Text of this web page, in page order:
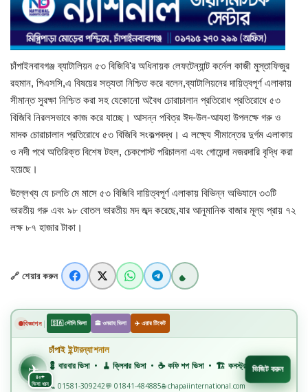
স্বাস্থ্য
লাইফ স্টাইল
বিজ্ঞান ও প্রযুক্তি
খেলাধুলা
অপরাধ
চাঁপাইনবাবগঞ্জ ব্যাটালিয়ন ৫৩ বিজিবি'র অধিনায়ক লেফটেন্যান্ট কর্নেল কাজী মুস্তাফিজুর
রহমান, পিএসসি,এ বিষয়ের সত্যতা নিশ্চিত করে বলেন,ব্যাটালিয়নের দায়িত্বপূর্ণ এলাকায়
সীমান্ত সুরক্ষা নিশ্চিত করা সহ যেকোনো অবৈধ চোরাচালান প্রতিরোধ প্রতিরোধে ৫৩
বিজিবি নিরলসভাবে কাজ করে যাচ্ছে। আসন্ন পবিত্র ঈদ-উল-আযহা উপলক্ষে গরু ও
মাদক চোরাচালান প্রতিরোধে ৫৩ বিজিবি সংকল্পবদ্ধ। এ লক্ষ্যে সীমান্তের দুর্গম এলাকায়
ও নদী পথে অতিরিক্ত বিশেষ টহল, চেকপোস্ট পরিচালনা এবং গোয়েন্দা নজরদারি বৃদ্ধি করা
হয়েছে।
উল্লেখ্য যে চলতি মে মাসে ৫৩ বিজিবি দায়িত্বপূর্ণ এলাকায় বিভিন্ন অভিযানে ৩৩টি
ভারতীয় গরু এবং ৯৮ বোতল ভারতীয় মদ জব্দ করেছে,যার আনুমানিক বাজার মূল্য প্রায় ৭২
লক্ষ ৮৭ হাজার টাকা।
🔗 শেয়ার করুন
বিজ্ঞাপন | 🇸🇦 সৌদি ভিসা 🕋 ওমরাহ ভিসা ✈️ এয়ার টিকেট
✈৪০+
ভিসা ধরন
চাঁপাই ইন্টারন্যাশনাল
💈 বারবার ভিসা • 🧹 ক্লিনার ভিসা • ☕ কফি শপ ভিসা • 🏗️ কনস্ট্রাকশন ভিসা • 🏭 ফ্যাক্টরি
📞 01581-309242💬 01841-484885🌐 chapaiinternational.com
ভিজিট করুন
✈️